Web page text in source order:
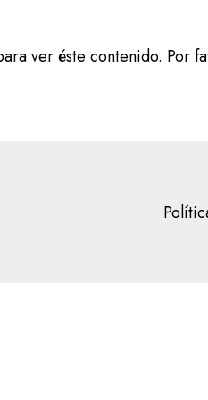
ver éste contenido. Por